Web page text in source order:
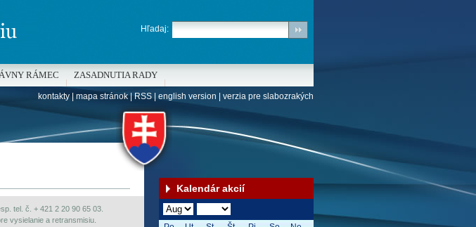
tel. č. + 421 2 20 90 65 03.
vysielanie a retransmisiu.
Kalendár akcií
Hľadaj:
RÁMEC ZASADNUTIA RADY
kontakty| mapa stránok|RSS| english version verzia pre slabozrakých